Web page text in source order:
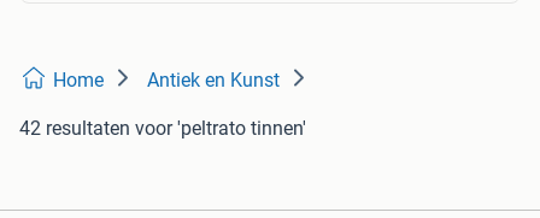
Home Antiek en Kunst
42 resultaten voor 'peltrato tinnen'